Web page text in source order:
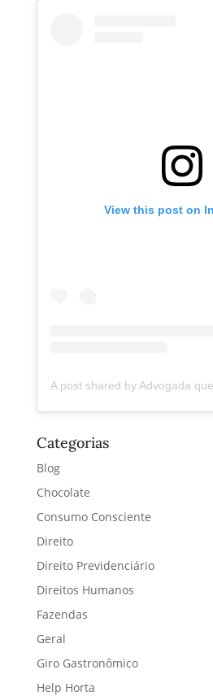
View this post on
Categorias
Blog
Chocolate
Consumo Consciente
Direito
Direito Previdenciário
Direitos Humanos
Fazendas
Geral
Giro Gastronômico
Help Horta